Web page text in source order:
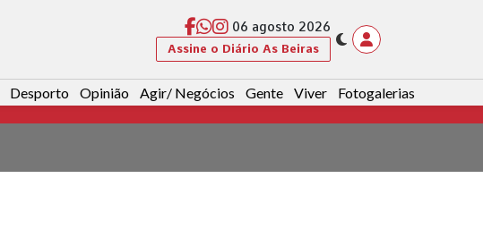
06 agosto 2026
Assine o Diário As Beiras
Desporto Opinião Agir/ Negócios Gente Viver Fotogalerias